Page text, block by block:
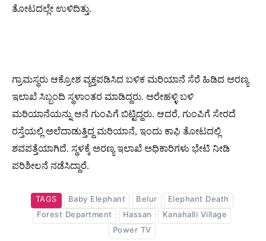
ತೋಟದಲ್ಲೇ ಉಳಿದಿತ್ತು.
ಗ್ರಾಮಸ್ಥರು ಆಕ್ರೋಶ ವ್ಯಕ್ತಪಡಿಸಿದ ಬಳಿಕ ಮರಿಯಾನೆ ಸೆರೆ ಹಿಡಿದ ಅರಣ್ಯ
ಇಲಾಖೆ ಸಿಬ್ಬಂದಿ ಸ್ಥಳಾಂತರ ಮಾಡಿದ್ದರು. ಅರೇಹಳ್ಳಿ ಬಳಿ
ಮರಿಯಾನೆಯನ್ನು ಆನೆ ಗುಂಪಿಗೆ ಬಿಟ್ಟಿದ್ದರು. ಆದರೆ, ಗುಂಪಿಗೆ ಸೇರದೆ
ರಸ್ತೆಯಲ್ಲಿ ಅಲೆದಾಡುತ್ತಿದ್ದ ಮರಿಯಾನೆ, ಇಂದು ಕಾಫಿ ತೋಟದಲ್ಲಿ
ಶವಪತ್ತೆಯಾಗಿದೆ. ಸ್ಥಳಕ್ಕೆ ಅರಣ್ಯ ಇಲಾಖೆ ಅಧಿಕಾರಿಗಳು ಭೇಟಿ ನೀಡಿ
ಪರಿಶೀಲನೆ ನಡೆಸಿದ್ದಾರೆ.
TAGS Baby Elephant Belur
Elephant Death
Forest Department
Hassan
Kanahalli Village
Power TV